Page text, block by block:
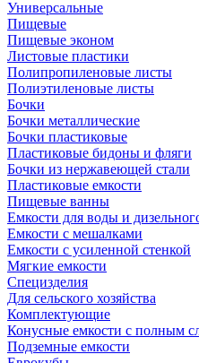
Универсальные
Пищевые
Пищевые эконом
Листовые пластики
Полипропиленовые листы
Полиэтиленовые листы
Бочки
Бочки металлические
Бочки пластиковые
Пластиковые бидоны и фляги
Бочки из нержавеющей стали
Пластиковые емкости
Пищевые ванны
Емкости для воды и
Емкости с мешалками
Емкости с усиленной стенкой
Мягкие емкости
Специзделия
Для сельского хозяйства
Комплектующие
Конусные емкости с полным
Подземные емкости